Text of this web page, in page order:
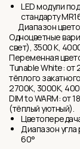
LED модули
стандарту
Диапазон
Одноцветные
свет), 3500 K,
Переменная
Tunable White: от
тёплого
2700K, 3000K,
DIM to WARM: от
(тёплый уютный).
Диапазон угла
60°